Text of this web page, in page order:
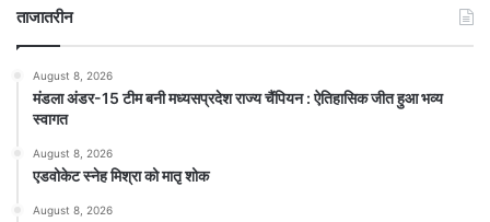
ताजातरीन
August 8, 2026
मंडला अंडर-15 टीम बनी मध्यसप्रदेश राज्य चैंपियन : ऐतिहासिक जीत हुआ भव्य
स्वागत
August 8, 2026
एडवोकेट स्नेह मिश्रा को मातृ शोक
August 8, 2026